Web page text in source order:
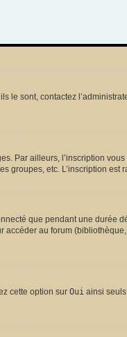
le sont, contactez
Par ailleurs, l’inscription
groupes, etc. L’inscription est
que pendant une durée
au forum
cette option sur Oui ainsi